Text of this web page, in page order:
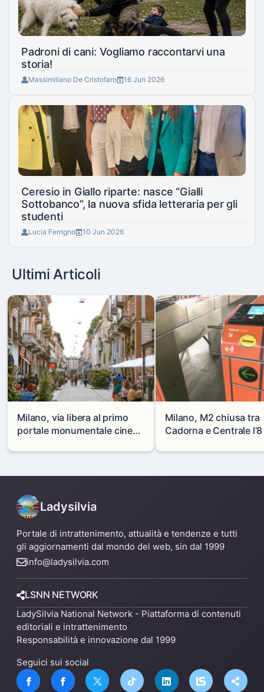
Padroni di cani: Vogliamo raccontarvi una
storia!
Massimiliano De Cristofaro 16 Jun 2026
Ceresio in Giallo riparte: nasce “Gialli
Sottobanco”, la nuova sfida letteraria per gli
studenti
Lucia Ferrigno 10 Jun 2026
Ultimi Articoli
Milano, via libera al primo
portale monumentale cinese
Milano, M2 chiusa tra
Cadorna e Centrale
alternative
Ladysilvia
Portale di intrattenimento, attualità e tendenze e tutti
gli aggiornamenti dal mondo del web, sin dal 1999
info@ladysilvia.com
LSNN NETWORK
LadySilvia National Network - Piattaforma di contenuti
editoriali e intrattenimento
Responsabilità e innovazione dal 1999
Seguici sui social